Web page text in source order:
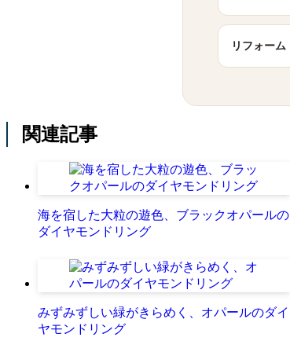
リフォーム
関連記事
海を宿した大粒の遊色、ブラックオパールの
ダイヤモンドリング
みずみずしい緑がきらめく、オパールのダイ
ヤモンドリング